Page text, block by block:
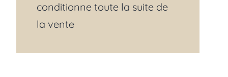
conditionne toute la suite de
la vente